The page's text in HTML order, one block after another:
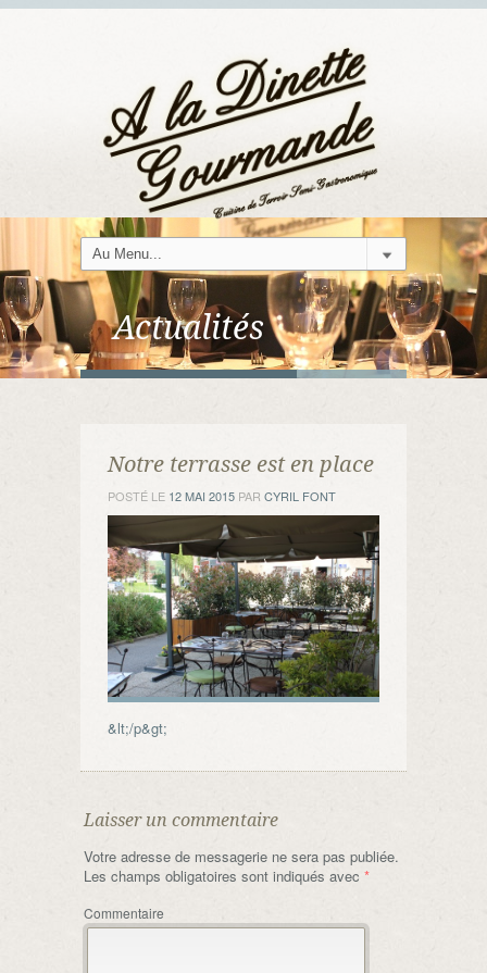
Actualités
Notre terrasse est en place
POSTÉ LE 12 MAI 2015 PAR CYRIL FONT
&lt;/p&gt;
Laisser un commentaire
Votre adresse de messagerie ne sera pas publiée.
Les champs obligatoires sont indiqués avec *
Commentaire